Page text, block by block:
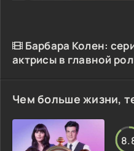
Барбара Колен:
актрисы в главной
Чем больше жизни,